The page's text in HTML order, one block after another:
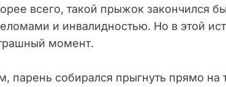
всего, такой прыжок закончился
и инвалидностью. Но в этой
момент.
парень собирался прыгнуть прямо на